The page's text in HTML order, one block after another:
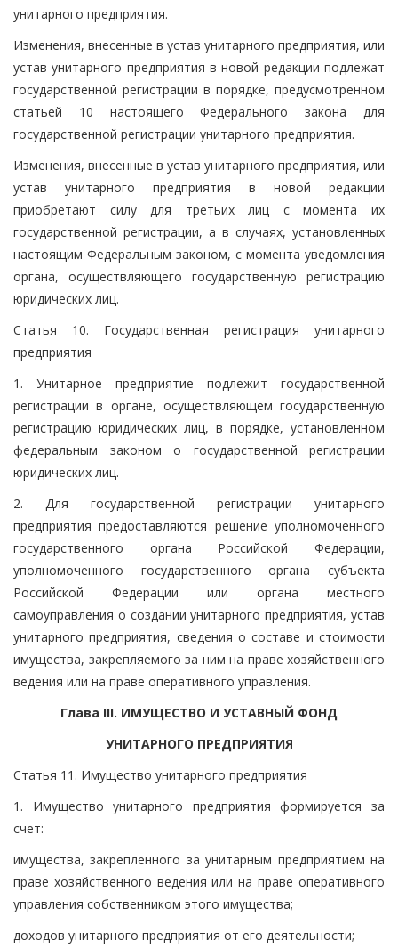
унитарного предприятия.
Изменения, внесенные в устав унитарного предприятия, или
устав унитарного предприятия в новой редакции подлежат
государственной регистрации в порядке, предусмотренном
статьей 10 настоящего Федерального закона для
государственной регистрации унитарного предприятия.
Изменения, внесенные в устав унитарного предприятия, или
устав унитарного предприятия в новой редакции
приобретают силу для третьих лиц с момента их
государственной регистрации, а в случаях, установленных
настоящим Федеральным законом, с момента уведомления
органа, осуществляющего государственную регистрацию
юридических лиц.
Статья 10. Государственная регистрация унитарного
предприятия
1. Унитарное предприятие подлежит государственной
регистрации в органе, осуществляющем государственную
регистрацию юридических лиц, в порядке, установленном
федеральным законом о государственной регистрации
юридических лиц.
2. Для государственной регистрации унитарного
предприятия предоставляются решение уполномоченного
государственного органа Российской Федерации,
уполномоченного государственного органа субъекта
Российской Федерации или органа местного
самоуправления о создании унитарного предприятия, устав
унитарного предприятия, сведения о составе и стоимости
имущества, закрепляемого за ним на праве хозяйственного
ведения или на праве оперативного управления.
Глава III. ИМУЩЕСТВО И УСТАВНЫЙ ФОНД
УНИТАРНОГО ПРЕДПРИЯТИЯ
Статья 11. Имущество унитарного предприятия
1. Имущество унитарного предприятия формируется за
счет:
имущества, закрепленного за унитарным предприятием на
праве хозяйственного ведения или на праве оперативного
управления собственником этого имущества;
доходов унитарного предприятия от его деятельности;